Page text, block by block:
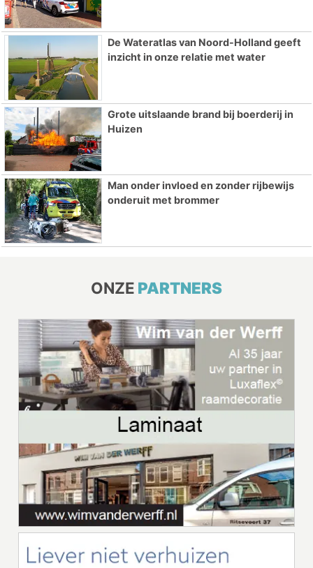
De Wateratlas van Noord-Holland geeft
inzicht in onze relatie met water
Grote uitslaande brand bij boerderij in
Huizen
Man onder invloed en zonder rijbewijs
onderuit met brommer
ONZE PARTNERS